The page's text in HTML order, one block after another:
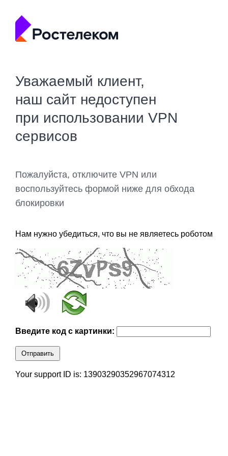
Уважаемый клиент,
наш сайт недоступен
при использовании VPN
сервисов
Пожалуйста, отключите VPN или
воспользуйтесь формой ниже для обхода
блокировки
Нам нужно убедиться, что вы не являетесь роботом
Введите код с картинки:
Отправить
Your support ID is: 13903290352967074312